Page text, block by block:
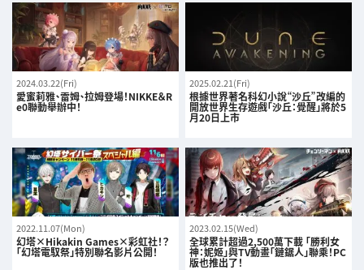
2024.03.22(Fri)
愛蜜莉雅、雷姆、拉姆登場！NIKKE＆R
e0聯動舉辦中！
2025.02.21(Fri)
根據世界著名科幻小說“沙丘”改編的
開放世界生存遊戲「沙丘：覺醒」將於5
月20日上市
2022.11.07(Mon)
幻塔×Hikakin Games×彩虹社！？
「幻塔電馭祭」特別聯名影片公開！
2023.02.15(Wed)
全球累計超過2,500萬下載 「勝利女
神：妮姬」與TV動畫「鏈鋸人」聯乘！PC
版也推出了！